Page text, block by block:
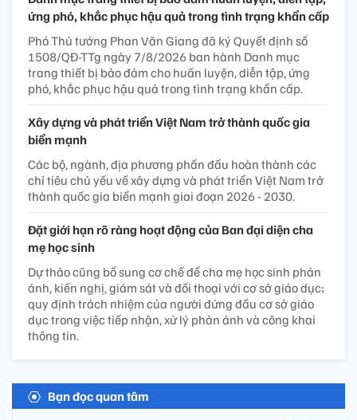
ứng phó, khắc phục hậu quả trong tình trạng khẩn cấp
Phó Thủ tướng Phan Văn Giang đã ký Quyết định số
1508/QĐ-TTg ngày 7/8/2026 ban hành Danh mục
trang thiết bị bảo đảm cho huấn luyện, diễn tập, ứng
phó, khắc phục hậu quả trong tình trạng khẩn cấp.
Xây dựng và phát triển Việt Nam trở thành quốc gia
biển mạnh
Các bộ, ngành, địa phương phấn đấu hoàn thành các
chỉ tiêu chủ yếu về xây dựng và phát triển Việt Nam trở
thành quốc gia biển mạnh giai đoạn 2026 - 2030.
Đặt giới hạn rõ ràng hoạt động của Ban đại diện cha
mẹ học sinh
Dự thảo cũng bổ sung cơ chế để cha mẹ học sinh phản
ánh, kiến nghị, giám sát và đối thoại với cơ sở giáo dục;
quy định trách nhiệm của người đứng đầu cơ sở giáo
dục trong việc tiếp nhận, xử lý phản ánh và công khai
thông tin.
Bạn đọc quan tâm